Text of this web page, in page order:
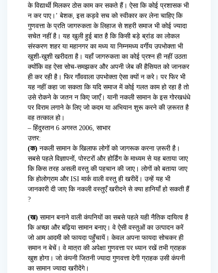
के विद्यार्थी मिलकर ठोस काम कर सकते हैं। ऐसा कि कोई प्रशासक भी
न कर पाए।’ बेशक, इस कड़वे सच को स्वीकार कर लेना चाहिए कि
गुणवत्ता के प्रति जागरुकता के लिहाज से शहरी समाज भी कोई ज्यादा
सचेत नहीं है। यह खुली हुई बात है कि किसी बड़े ब्रांड का लोकल
संस्करण शहर या महानगर का मध्य या निम्नमध्य वर्गीय उपभोक्ता भी
खुशी-खुशी खरीदता है। यहाँ जागरुकता का कोई प्रश्न ही नहीं उठता
क्योंकि वह ऐसा सोच-समझकर और अपनी जेब की हैसियत को जानकर
ही कर रही है। फिर गाँववाला उपभोक्ता ऐसा क्यों न करे। पर फिर भी
यह नहीं कहा जा सकता कि यदि समाज में कोई गलत काम हो रहा है तो
उसे रोकने के जतन न किए जाएँ। यानी नकली सामान के इस गोरखधंधे
पर विराम लगाने के लिए जो कदम या अभियान शुरू करने की ज़रूरत है
वह तत्काल हो।
– हिंदुस्तान 6 अगस्त 2006, साभार
उत्तर:
(क) नकली सामान के खिलाफ लोगों को जागरूक करना ज़रूरी है।
सबसे पहले विज्ञापनों, पोस्टरों और होर्डिंग के माध्यम से यह बताया जाए
कि किस तरह असली वस्तु की पहचान की जाए। लोगों को बताया जाए
कि होलोग्राम और ISI मार्क वाली वस्तु ही खरीदें। उन्हें यह भी
जानकारी दी जाए कि नकली वस्तुएँ खरीदने से क्या हानियाँ हो सकती हैं
?
(ख) सामान बनाने वाली कंपनियों का सबसे पहले यही नैतिक दायित्व है
कि अच्छा और बढ़िया सामान बनाए। वे ऐसी वस्तुओं का उत्पादन करें
जो आम आदमी को फायदा पहुँचायें। केवल अपना फायदा सोचकर ही
समान न बेचें। वे मात्रा की अपेक्षा गुणवत्ता पर ध्यान रखें तभी ग्राहक
खुश होगा। जो कंपनी जितनी ज्यादा गुणवत्ता देगी ग्राहक उसी कंपनी
का सामान ज्यादा खरीदेंगे।